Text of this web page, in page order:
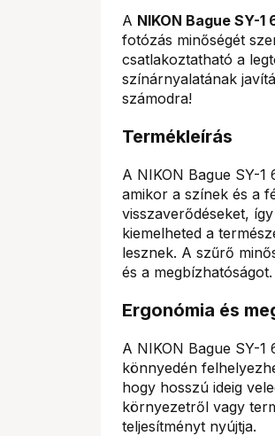
A NIKON Bague SY-1
fotózás minőségét
csatlakoztatható a
színárnyalatának
számodra!
Termékleírás
A NIKON Bague SY-
amikor a színek és a
visszaverődéseket,
kiemelheted a
lesznek. A szűrő
és a megbízhatóságot.
Ergonómia és
A NIKON Bague SY-
könnyedén
hogy hosszú ideig
környezetről vagy
teljesítményt nyújtja.